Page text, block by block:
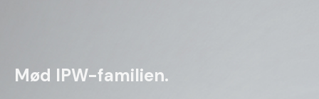
Mød IPW-familien.